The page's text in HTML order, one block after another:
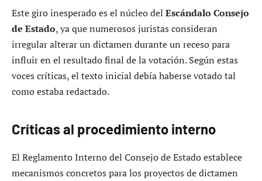
Este giro inesperado es el núcleo del Escándalo Consejo
de Estado, ya que numerosos juristas consideran
irregular alterar un dictamen durante un receso para
influir en el resultado final de la votación. Según estas
voces críticas, el texto inicial debía haberse votado tal
como estaba redactado.
Críticas al procedimiento interno
El Reglamento Interno del Consejo de Estado establece
mecanismos concretos para los proyectos de dictamen